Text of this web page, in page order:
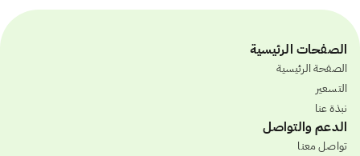
الصفحات الرئيسية
الصفحة الرئيسية
التسعير
نبذة عنا
الدعم والتواصل
تواصل معنا